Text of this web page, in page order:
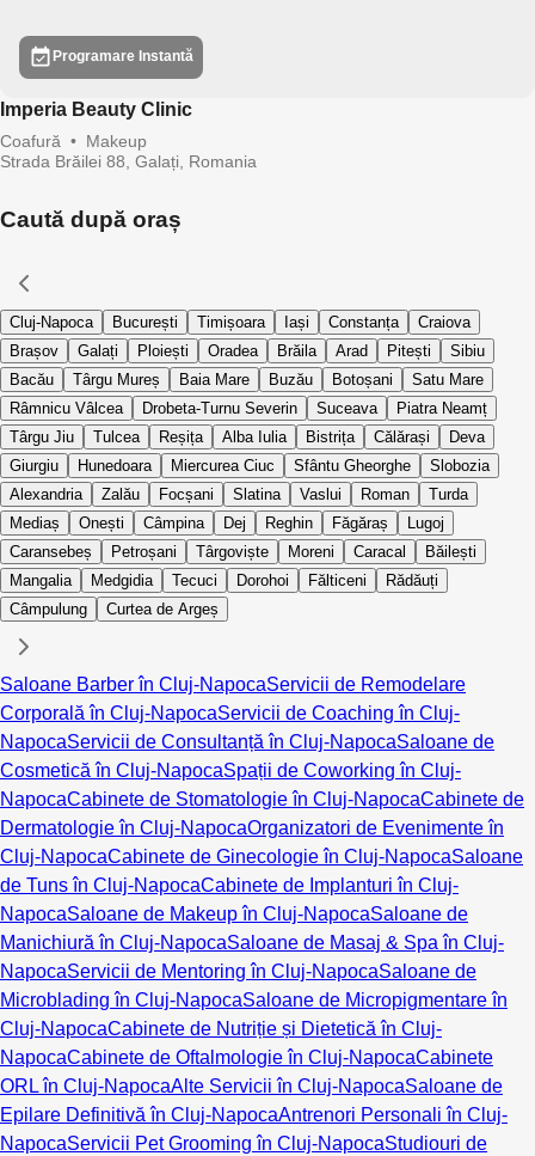
Programare Instantă
Imperia Beauty Clinic
Coafură • Makeup
Strada Brăilei 88, Galați, Romania
Caută după oraș
Cluj-Napoca București Timișoara Iași Constanța
Craiova
Brașov
Galați Ploiești Oradea Brăila Arad Pitești
Sibiu
Bacău
Târgu Mureș Baia Mare Buzău Botoșani
Satu Mare
Râmnicu Vâlcea
Drobeta-Turnu Severin Suceava
Piatra Neamț
Târgu Jiu
Tulcea Reșița Alba Iulia Bistrița Călărași
Deva
Giurgiu
Hunedoara Miercurea Ciuc Sfântu Gheorghe
Slobozia
Alexandria
Zalău Focșani Slatina Vaslui Roman
Turda
Mediaș
Onești Câmpina Dej Reghin Făgăraș
Lugoj
Caransebeș
Petroșani Târgoviște Moreni Caracal
Băilești
Mangalia
Medgidia Tecuci Dorohoi Fălticeni
Rădăuți
Câmpulung
Curtea de Argeș
Saloane Barber în Cluj-NapocaServicii de Remodelare
Corporală în Cluj-NapocaServicii de Coaching în Cluj-
NapocaServicii de Consultanță în Cluj-NapocaSaloane de
Cosmetică în Cluj-NapocaSpații de Coworking în Cluj-
NapocaCabinete de Stomatologie în Cluj-NapocaCabinete de
Dermatologie în Cluj-NapocaOrganizatori de Evenimente în
Cluj-NapocaCabinete de Ginecologie în Cluj-NapocaSaloane
de Tuns în Cluj-NapocaCabinete de Implanturi în Cluj-
NapocaSaloane de Makeup în Cluj-NapocaSaloane de
Manichiură în Cluj-NapocaSaloane de Masaj & Spa în Cluj-
NapocaServicii de Mentoring în Cluj-NapocaSaloane de
Microblading în Cluj-NapocaSaloane de Micropigmentare în
Cluj-NapocaCabinete de Nutriție și Dietetică în Cluj-
NapocaCabinete de Oftalmologie în Cluj-NapocaCabinete
ORL în Cluj-NapocaAlte Servicii în Cluj-NapocaSaloane de
Epilare Definitivă în Cluj-NapocaAntrenori Personali în Cluj-
NapocaServicii Pet Grooming în Cluj-NapocaStudiouri de